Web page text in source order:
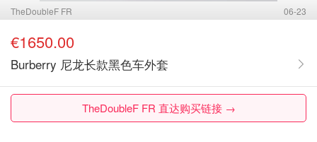
TheDoubleF FR 06-23
€1650.00
Burberry 尼龙长款黑色车外套
TheDoubleF FR 直达购买链接 →